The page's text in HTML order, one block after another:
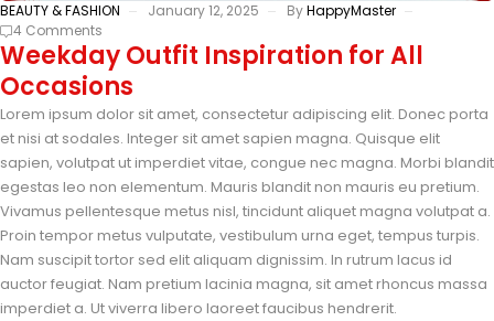
BEAUTY & FASHION January 12, 2025 ByHappyMaster
4 Comments
Weekday Outfit Inspiration for All
Occasions
Lorem ipsum dolor sit amet, consectetur adipiscing elit. Donec porta
et nisi at sodales. Integer sit amet sapien magna. Quisque elit
sapien, volutpat ut imperdiet vitae, congue nec magna. Morbi blandit
egestas leo non elementum. Mauris blandit non mauris eu pretium.
Vivamus pellentesque metus nisl, tincidunt aliquet magna volutpat a.
Proin tempor metus vulputate, vestibulum urna eget, tempus turpis.
Nam suscipit tortor sed elit aliquam dignissim. In rutrum lacus id
auctor feugiat. Nam pretium lacinia magna, sit amet rhoncus massa
imperdiet a. Ut viverra libero laoreet faucibus hendrerit.